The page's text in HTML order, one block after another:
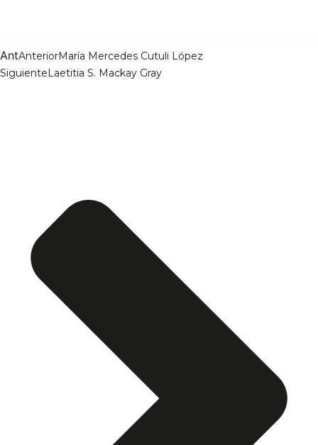
AntAnteriorMaría Mercedes Cutuli López
SiguienteLaetitia S. Mackay Gray